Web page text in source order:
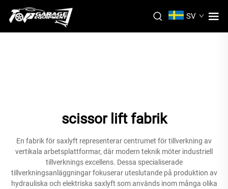
SV
scissor lift fabrik
En fabrik för saxlyft representerar centrumet för tillverkning av
vertikala arbetsplattformar, där modern teknik möter industriell
tillverknings excellens. Dessa specialiserade
tillverkningsanläggningar fokuserar uteslutande på produktion av
hydrauliska och elektriska saxlyft som används inom många olika